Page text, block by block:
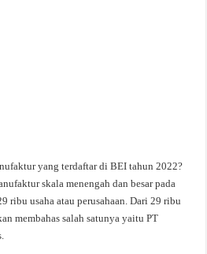
yang terdaftar di BEI tahun 2022?
skala menengah dan besar pada
ribu usaha atau perusahaan. Dari 29 ribu
membahas salah satunya yaitu PT